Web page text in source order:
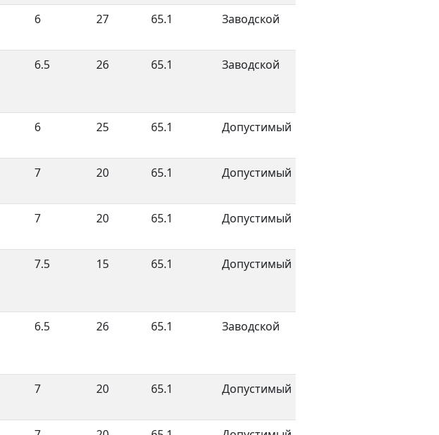
6 27 65.1 Заводской
6.5 26 65.1 Заводской
6 25 65.1 Допустимый
7 20 65.1 Допустимый
7 20 65.1 Допустимый
7.5 15 65.1 Допустимый
6.5 26 65.1 Заводской
7 20 65.1 Допустимый